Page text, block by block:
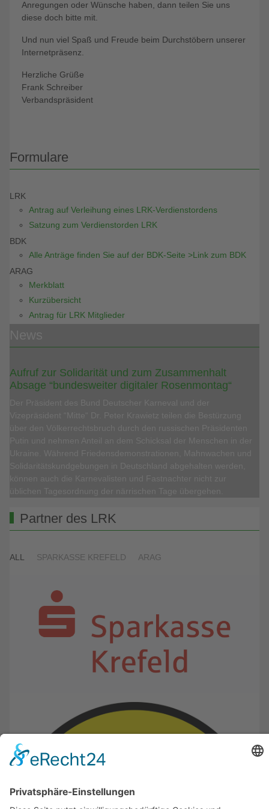
Anregungen oder Wünsche haben, dann teilen Sie uns
diese doch bitte mit.
Und nun viel Spaß und Freude beim Durchstöbern unserer
Internetpräsenz.
Herzliche Grüße
Frank Schreiber
Verbandspräsident
Formulare
LRK
Antrag auf Verleihung eines LRK-Verdienstordens
Satzung zum Verdienstorden LRK
BDK
Alle Anträge finden Sie auf der BDK-Seite >Link zum BDK
ARAG
Merkblatt
Kurzübersicht
Antrag für LRK Mitglieder
Aufruf zur Solidarität und zum Zusammenhalt
Absage “bundesweiter digitaler Rosenmontag“
Partner des LRK
ALL SPARKASSE KREFELD ARAG